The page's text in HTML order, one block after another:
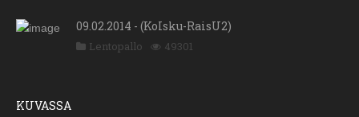
09.02.2014 - (KoIsku-RaisU2)
Lentopallo 49301
KUVASSA